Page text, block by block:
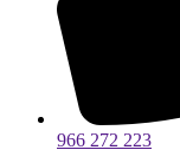
966 272 223